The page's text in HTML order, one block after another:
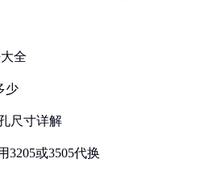
全
少
尺寸详解
3205或3505代换